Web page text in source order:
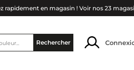
rapidement en magasin ! Voir nos 23
Rechercher